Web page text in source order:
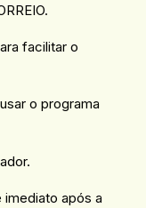
facilitar o
o programa
imediato após a